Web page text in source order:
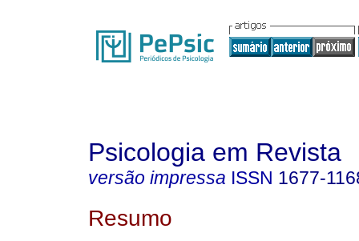
Psicologia em Revista
versão impressa ISSN 1677-
Resumo